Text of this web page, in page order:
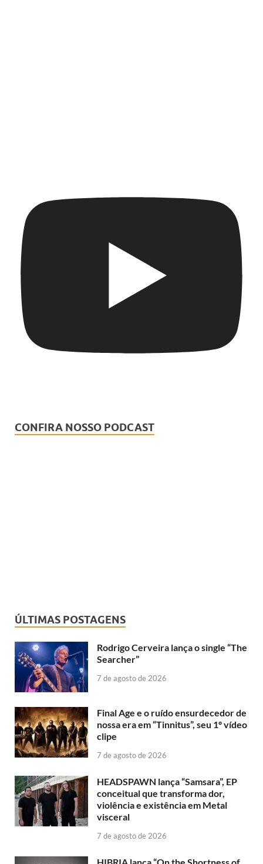
CONFIRA NOSSO PODCAST
ÚLTIMAS POSTAGENS
Rodrigo Cerveira lança o single “The
Searcher”
7 de agosto de 2026
Final Age e o ruído ensurdecedor de
nossa era em “Tinnitus”, seu 1º vídeo
clipe
7 de agosto de 2026
HEADSPAWN lança “Samsara”, EP
conceitual que transforma dor,
violência e existência em Metal
visceral
7 de agosto de 2026
HIBRIA lança “On the Shortness of